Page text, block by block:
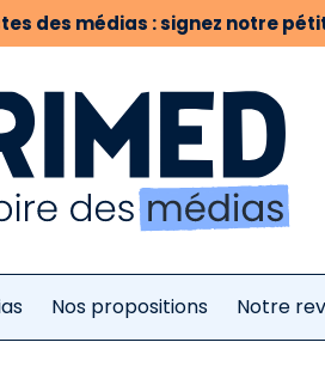
des médias : signez notre
Nos propositions Notre